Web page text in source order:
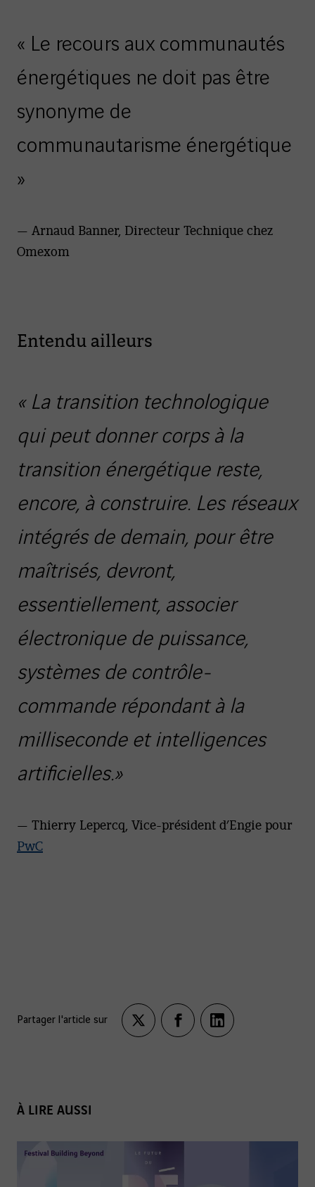
« Le recours aux communautés
énergétiques ne doit pas être
synonyme de
communautarisme énergétique
»
— Arnaud Banner, Directeur Technique chez
Omexom
Entendu ailleurs
« La transition technologique
qui peut donner corps à la
transition énergétique reste,
encore, à construire. Les réseaux
intégrés de demain, pour être
maîtrisés, devront,
essentiellement, associer
électronique de puissance,
systèmes de contrôle-
commande répondant à la
milliseconde et intelligences
artificielles.»
— Thierry Lepercq, Vice-président d’Engie pour
PwC
Partager l'article sur
Partagez
sur
Partagez
sur
Partagez
sur
À LIRE AUSSI